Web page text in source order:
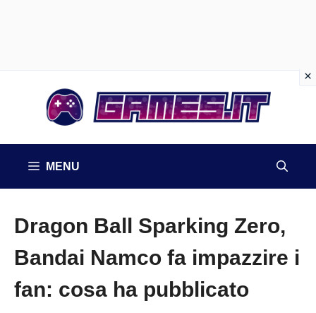
MENU
Dragon Ball Sparking Zero,
Bandai Namco fa impazzire i
fan: cosa ha pubblicato